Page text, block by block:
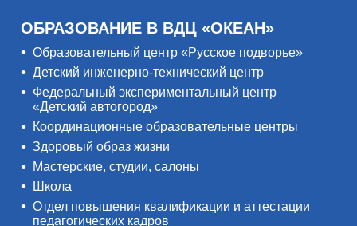
ОБРАЗОВАНИЕ В ВДЦ «ОКЕАН»
Образовательный центр «Русское подворье»
Детский инженерно-технический центр
Федеральный экспериментальный центр
«Детский автогород»
Координационные образовательные центры
Здоровый образ жизни
Мастерские, студии, салоны
Школа
Отдел повышения квалификации и аттестации
педагогических кадров